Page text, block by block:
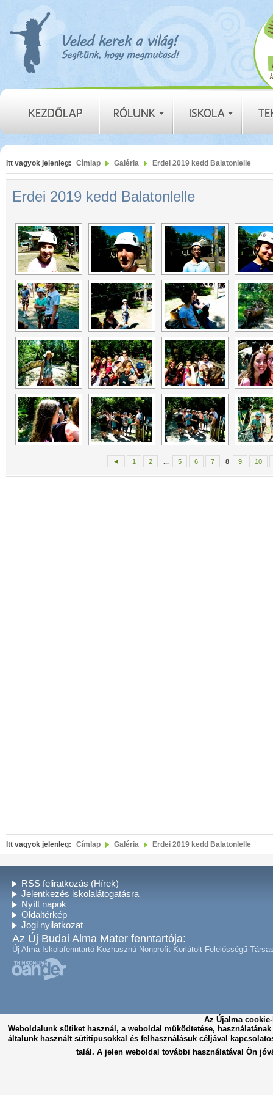
Itt vagyok jelenleg: Címlap Galéria Erdei 2019 kedd Balatonlelle
Erdei 2019 kedd Balatonlelle
◄ 1 2 ... 5 6 7 8 9 10
Itt vagyok jelenleg: Címlap Galéria Erdei 2019 kedd Balatonlelle
RSS feliratkozás (Hírek)
Jelentkezés iskolalátogatásra
Nyílt napok
Oldaltérkép
Jogi nyilatkozat
Az Új Budai Alma Mater fenntartója:
Új Alma Iskolafenntartó Közhasznú Nonprofit Korlátolt Felelősségű
Weboldalunk sütiket használ, a weboldal működtetése,
általunk használt sütitípusokkal és felhasználásuk céljával
talál. A jelen weboldal további használatával Ön
Az Újalma